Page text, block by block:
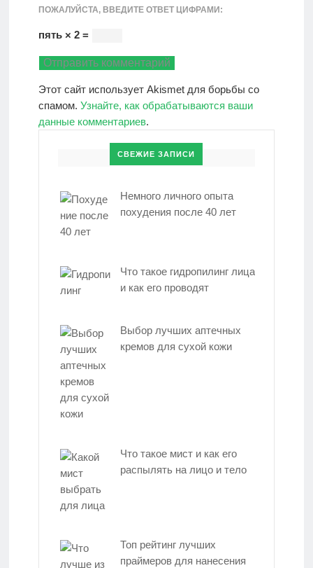
ПОЖАЛУЙСТА, ВВЕДИТЕ ОТВЕТ ЦИФРАМИ:
пять × 2 =
Этот сайт использует Akismet для борьбы со
спамом. Узнайте, как обрабатываются ваши
данные комментариев.
СВЕЖИЕ ЗАПИСИ
Немного личного опыта
похудения после 40 лет
Что такое гидропилинг лица
и как его проводят
Выбор лучших аптечных
кремов для сухой кожи
Что такое мист и как его
распылять на лицо и тело
Топ рейтинг лучших
праймеров для нанесения